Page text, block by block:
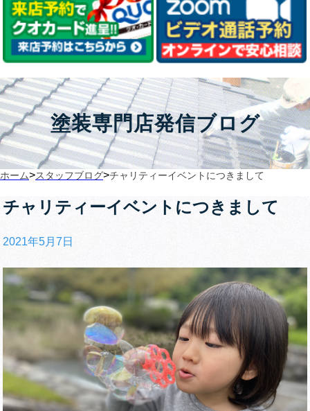
塗装専門店発信ブログ
ホーム>スタッフブログ>チャリティーイベントにつきまして
チャリティーイベントにつきまして
2021年5月7日